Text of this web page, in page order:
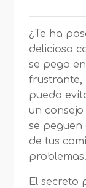
¿Te ha
deliciosa
se pega
frustrante,
pueda
un
se
de tus
problemas.
El secreto